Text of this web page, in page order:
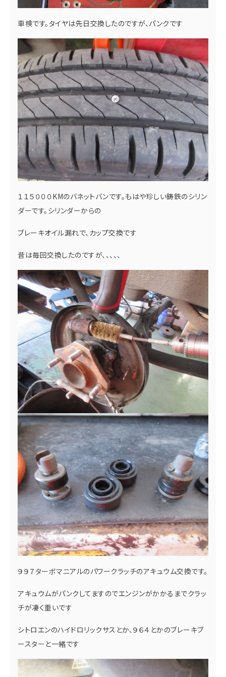
車検です。タイヤは先日交換したのですが、パンクです
１１５０００KMのバネットバンです。もはや珍しい鋳鉄のシリン
ダーです。シリンダーからの
ブレーキオイル漏れで、カップ交換です
昔は毎回交換したのですが、、、、、
９９７ターボマニアルのパワークラッチのアキュウム交換です。
アキュウムがパンクしてますのでエンジンがかかるまでクラッ
チが凄く重いです
シトロエンのハイドロリックサスとか、９６４とかのブレーキブ
ースターと一緒です